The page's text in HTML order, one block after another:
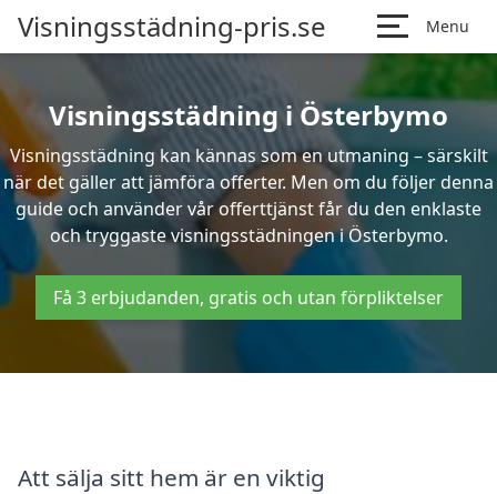
Visningsstädning-pris.se Menu
Visningsstädning i Österbymo
Visningsstädning kan kännas som en utmaning – särskilt
när det gäller att jämföra offerter. Men om du följer denna
guide och använder vår offerttjänst får du den enklaste
och tryggaste visningsstädningen i Österbymo.
Få 3 erbjudanden, gratis och utan förpliktelser
Att sälja sitt hem är en viktig